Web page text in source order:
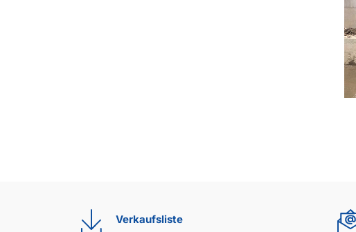
Verkaufsliste